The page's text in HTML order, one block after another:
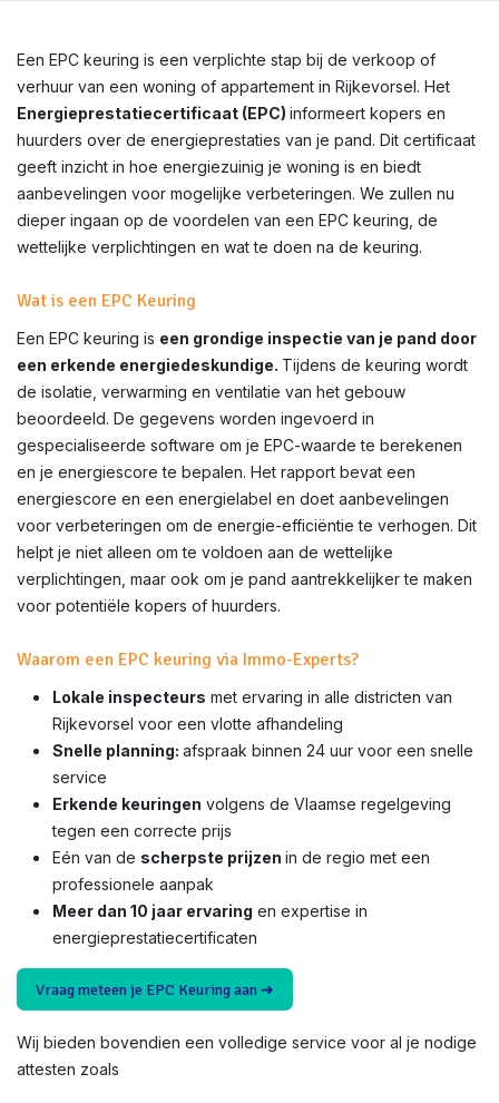
Een EPC keuring is een verplichte stap bij de verkoop of
verhuur van een woning of appartement in Rijkevorsel. Het
Energieprestatiecertificaat (EPC) informeert kopers en
huurders over de energieprestaties van je pand. Dit certificaat
geeft inzicht in hoe energiezuinig je woning is en biedt
aanbevelingen voor mogelijke verbeteringen. We zullen nu
dieper ingaan op de voordelen van een EPC keuring, de
wettelijke verplichtingen en wat te doen na de keuring.
Wat is een EPC Keuring
Een EPC keuring is een grondige inspectie van je pand door
een erkende energiedeskundige. Tijdens de keuring wordt
de isolatie, verwarming en ventilatie van het gebouw
beoordeeld. De gegevens worden ingevoerd in
gespecialiseerde software om je EPC-waarde te berekenen
en je energiescore te bepalen. Het rapport bevat een
energiescore en een energielabel en doet aanbevelingen
voor verbeteringen om de energie-efficiëntie te verhogen. Dit
helpt je niet alleen om te voldoen aan de wettelijke
verplichtingen, maar ook om je pand aantrekkelijker te maken
voor potentiële kopers of huurders.
Waarom een EPC keuring via Immo-Experts?
Lokale inspecteurs met ervaring in alle districten van
Rijkevorsel voor een vlotte afhandeling
Snelle planning: afspraak binnen 24 uur voor een snelle
service
Erkende keuringen volgens de Vlaamse regelgeving
tegen een correcte prijs
Eén van de scherpste prijzen in de regio met een
professionele aanpak
Meer dan 10 jaar ervaring en expertise in
energieprestatiecertificaten
Vraag meteen je EPC Keuring aan ➜
Wij bieden bovendien een volledige service voor al je nodige
attesten zoals